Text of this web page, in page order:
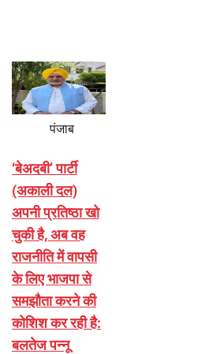
पंजाब
‘बेअदबी’ पार्टी
(अकाली दल)
अपनी प्रतिष्ठा खो
चुकी है, अब वह
राजनीति में वापसी
के लिए भाजपा से
समझौता करने की
कोशिश कर रही है:
बलतेज पन्नू